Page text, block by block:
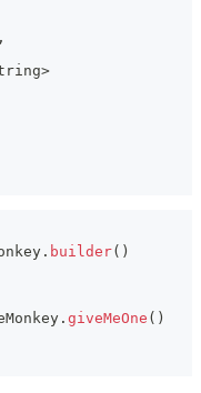
,
>
. builder( )
. giveMeOne ( )